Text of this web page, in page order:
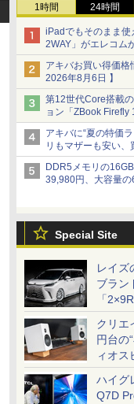
1時間 24時間
iPadでもそのまま
2WAY」がエレコム
アキバお買い得価格
2026年8月6日 】
第12世代Core搭載
ョン「ZBook
原で中古PCセール
アキバに“夏の特価
リもマザーも安い、
日(金)22時配信】
DDR5メモリの
39,980円、大容量
Special Site
レイズ
ブラン
「
クリエ
円台の
ィオス
ハイグ
Q7D